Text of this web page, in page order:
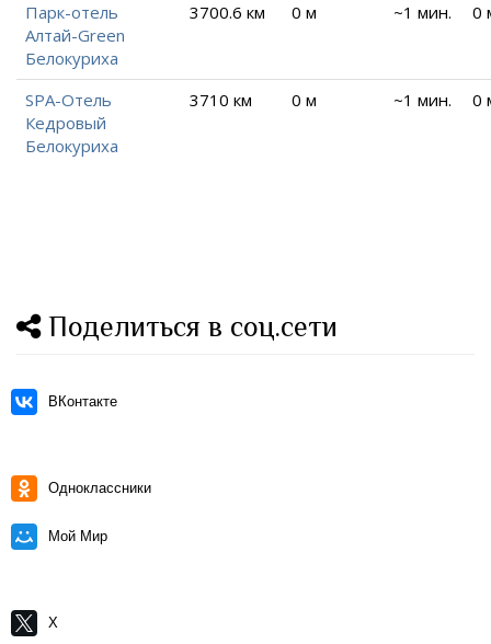
Парк-отель
Алтай-Green
Белокуриха
3700.6 км 0 м ~1 мин. 0
SPA-Отель
Кедровый
Белокуриха
3710 км 0 м ~1 мин. 0
Поделиться в соц.сети
ВКонтакте
Одноклассники
Мой Мир
X